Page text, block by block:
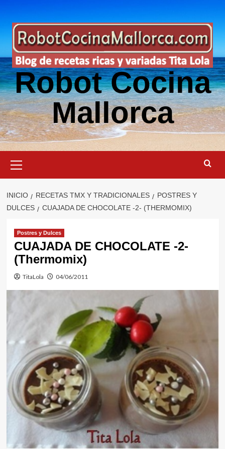
contenido
Robot Cocina
Mallorca
primario
INICIO RECETAS TMX Y TRADICIONALES
POSTRES Y
DULCES
CUAJADA DE CHOCOLATE -2- (THERMOMIX)
Postres y Dulces
CUAJADA DE CHOCOLATE -2-
(Thermomix)
TitaLola 04/06/2011